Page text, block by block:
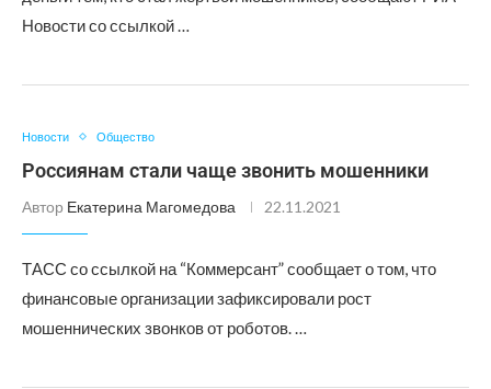
Новости со ссылкой …
Новости Общество
Россиянам стали чаще звонить мошенники
Автор Екатерина Магомедова 22.11.2021
ТАСС со ссылкой на “Коммерсант” сообщает о том, что
финансовые организации зафиксировали рост
мошеннических звонков от роботов. …